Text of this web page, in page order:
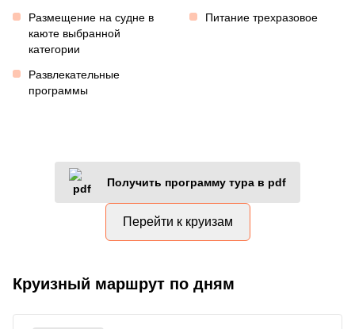
Размещение на судне в
каюте выбранной
категории
Питание трехразовое
Развлекательные
программы
Получить программу тура в pdf
Перейти к круизам
Круизный маршрут по дням